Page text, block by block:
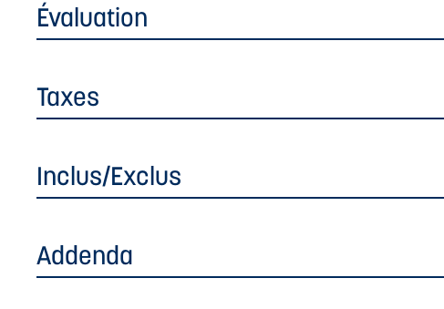
Évaluation
Taxes
Inclus/Exclus
Addenda